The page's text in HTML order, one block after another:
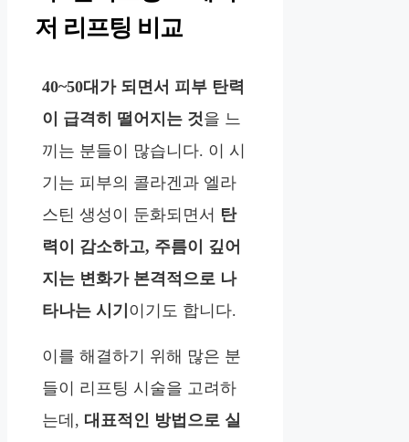
저 리프팅 비교
40~50대가 되면서 피부 탄력
이 급격히 떨어지는 것을 느
끼는 분들이 많습니다. 이 시
기는 피부의 콜라겐과 엘라
스틴 생성이 둔화되면서 탄
력이 감소하고, 주름이 깊어
지는 변화가 본격적으로 나
타나는 시기 이기도 합니다.
이를 해결하기 위해 많은 분
들이 리프팅 시술을 고려하
는데, 대표적인 방법으로 실